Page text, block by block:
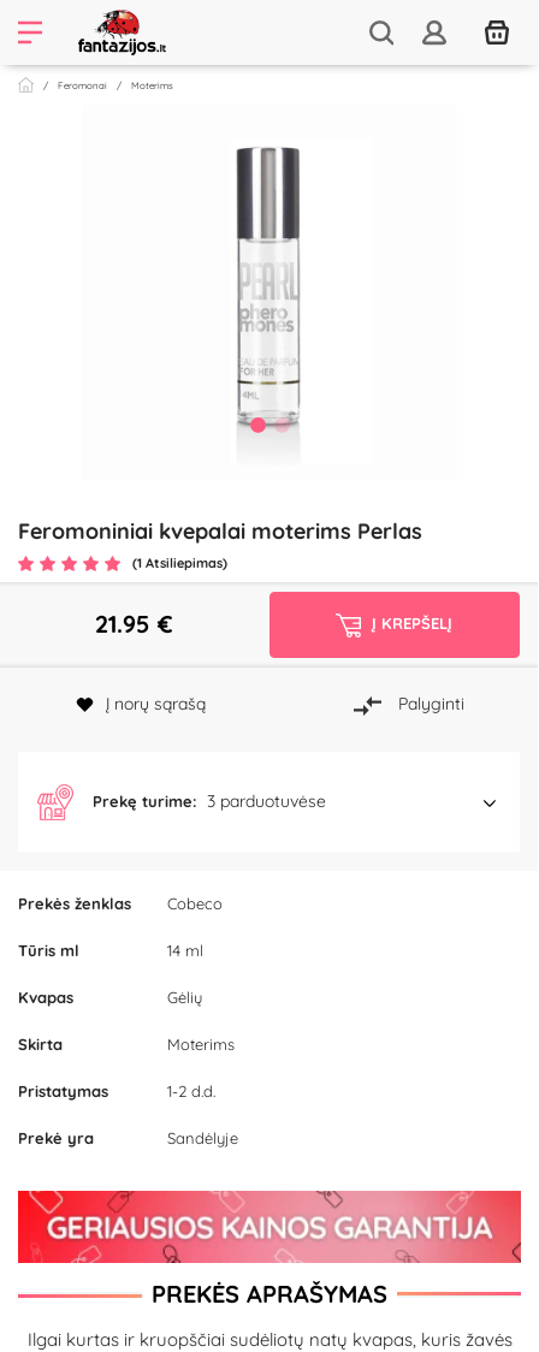
Feromonai Moterims
Feromoniniai kvepalai moterims Perlas
(1 Atsiliepimas)
Prekės ženklas Cobeco
Tūris ml 14 ml
Kvapas Gėlių
Skirta Moterims
Pristatymas 1-2 d.d.
Prekė yra Sandėlyje
21.95 € Į KREPŠELĮ
Į norų sąrašą Palyginti
Prekę turime: 3 parduotuvėse
PREKĖS APRAŠYMAS
Ilgai kurtas ir kruopščiai sudėliotų natų kvapas, kuris žavės